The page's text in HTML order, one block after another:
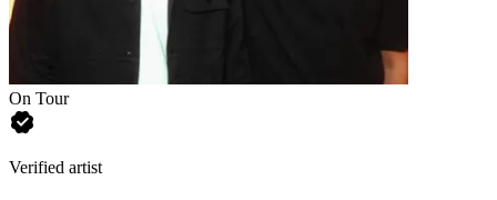
On Tour
Verified artist